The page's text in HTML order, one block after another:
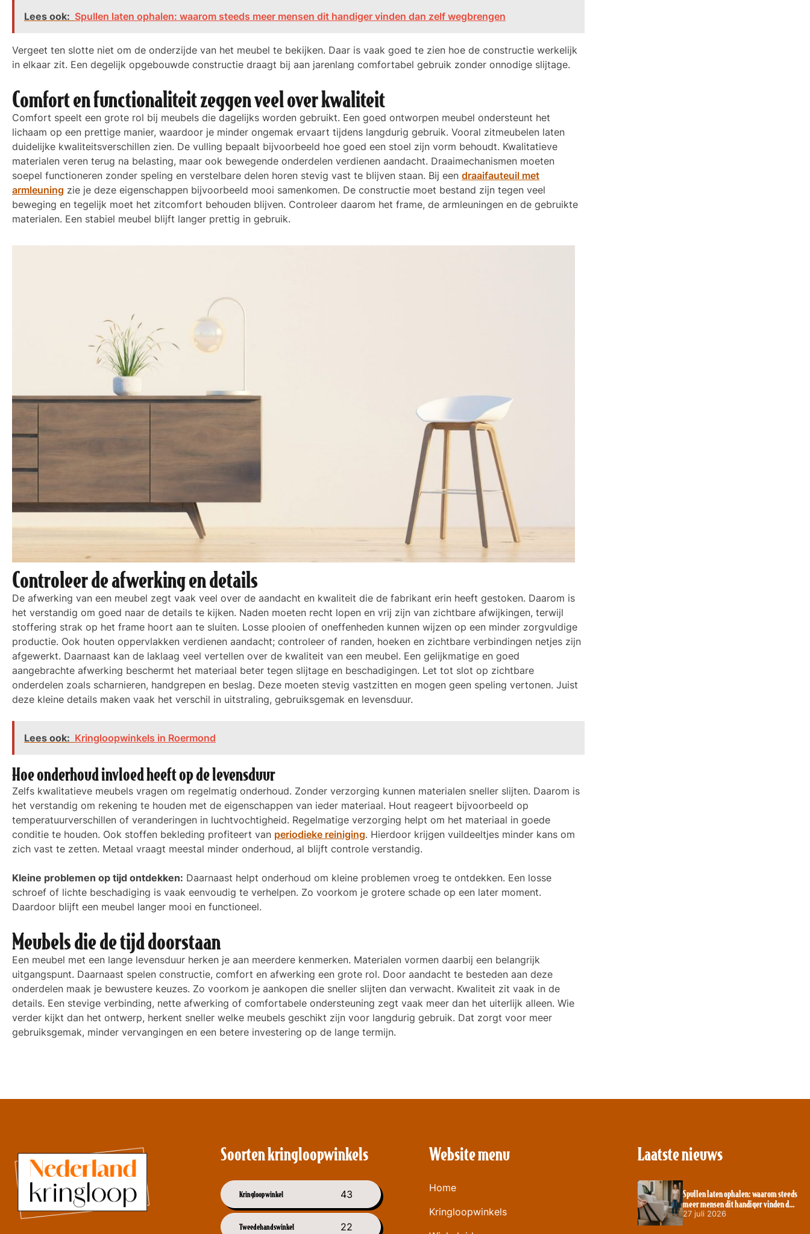
Lees ook: Spullen laten ophalen: waarom steeds meer mensen dit handiger vinden dan zelf wegbrengen
Vergeet ten slotte niet om de onderzijde van het meubel te bekijken. Daar is vaak goed te zien hoe de constructie werkelijk
in elkaar zit. Een degelijk opgebouwde constructie draagt bij aan jarenlang comfortabel gebruik zonder onnodige slijtage.
Comfort en functionaliteit zeggen veel over kwaliteit
Comfort speelt een grote rol bij meubels die dagelijks worden gebruikt. Een goed ontworpen meubel ondersteunt het
lichaam op een prettige manier, waardoor je minder ongemak ervaart tijdens langdurig gebruik. Vooral zitmeubelen laten
duidelijke kwaliteitsverschillen zien. De vulling bepaalt bijvoorbeeld hoe goed een stoel zijn vorm behoudt. Kwalitatieve
materialen veren terug na belasting, maar ook bewegende onderdelen verdienen aandacht. Draaimechanismen moeten
soepel functioneren zonder speling en verstelbare delen horen stevig vast te blijven staan. Bij een draaifauteuil met
armleuning zie je deze eigenschappen bijvoorbeeld mooi samenkomen. De constructie moet bestand zijn tegen veel
beweging en tegelijk moet het zitcomfort behouden blijven. Controleer daarom het frame, de armleuningen en de gebruikte
materialen. Een stabiel meubel blijft langer prettig in gebruik.
Controleer de afwerking en details
De afwerking van een meubel zegt vaak veel over de aandacht en kwaliteit die de fabrikant erin heeft gestoken. Daarom is
het verstandig om goed naar de details te kijken. Naden moeten recht lopen en vrij zijn van zichtbare afwijkingen, terwijl
stoffering strak op het frame hoort aan te sluiten. Losse plooien of oneffenheden kunnen wijzen op een minder zorgvuldige
productie. Ook houten oppervlakken verdienen aandacht; controleer of randen, hoeken en zichtbare verbindingen netjes zijn
afgewerkt. Daarnaast kan de laklaag veel vertellen over de kwaliteit van een meubel. Een gelijkmatige en goed
aangebrachte afwerking beschermt het materiaal beter tegen slijtage en beschadigingen. Let tot slot op zichtbare
onderdelen zoals scharnieren, handgrepen en beslag. Deze moeten stevig vastzitten en mogen geen speling vertonen. Juist
deze kleine details maken vaak het verschil in uitstraling, gebruiksgemak en levensduur.
Lees ook: Kringloopwinkels in Roermond
Hoe onderhoud invloed heeft op de levensduur
Zelfs kwalitatieve meubels vragen om regelmatig onderhoud. Zonder verzorging kunnen materialen sneller slijten. Daarom is
het verstandig om rekening te houden met de eigenschappen van ieder materiaal. Hout reageert bijvoorbeeld op
temperatuurverschillen of veranderingen in luchtvochtigheid. Regelmatige verzorging helpt om het materiaal in goede
conditie te houden. Ook stoffen bekleding profiteert van periodieke reiniging. Hierdoor krijgen vuildeeltjes minder kans om
zich vast te zetten. Metaal vraagt meestal minder onderhoud, al blijft controle verstandig.
Kleine problemen op tijd ontdekken: Daarnaast helpt onderhoud om kleine problemen vroeg te ontdekken. Een losse
schroef of lichte beschadiging is vaak eenvoudig te verhelpen. Zo voorkom je grotere schade op een later moment.
Daardoor blijft een meubel langer mooi en functioneel.
Meubels die de tijd doorstaan
Een meubel met een lange levensduur herken je aan meerdere kenmerken. Materialen vormen daarbij een belangrijk
uitgangspunt. Daarnaast spelen constructie, comfort en afwerking een grote rol. Door aandacht te besteden aan deze
onderdelen maak je bewustere keuzes. Zo voorkom je aankopen die sneller slijten dan verwacht. Kwaliteit zit vaak in de
details. Een stevige verbinding, nette afwerking of comfortabele ondersteuning zegt vaak meer dan het uiterlijk alleen. Wie
verder kijkt dan het ontwerp, herkent sneller welke meubels geschikt zijn voor langdurig gebruik. Dat zorgt voor meer
gebruiksgemak, minder vervangingen en een betere investering op de lange termijn.
Soorten kringloopwinkels
Kringloopwinkel 43
Tweedehandswinkel 22
Website menu
Home
Kringloopwinkels
Laatste nieuws
Spullen laten ophalen: waarom steeds
meer mensen dit handiger vinden dan
zelf wegbrengen
27 juli 2026